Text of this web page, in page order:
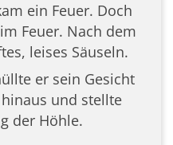
ein Feuer. Doch
Feuer. Nach dem
leises Säuseln.
er sein Gesicht
und stellte
der Höhle.